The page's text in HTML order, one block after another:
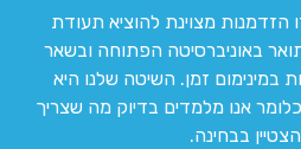
הזדמנות מצוינת להוציא תעודת
באוניברסיטה הפתוחה ובשאר
במינימום זמן. השיטה שלנו היא
אנו מלמדים בדיוק מה שצריך
בבחינה.